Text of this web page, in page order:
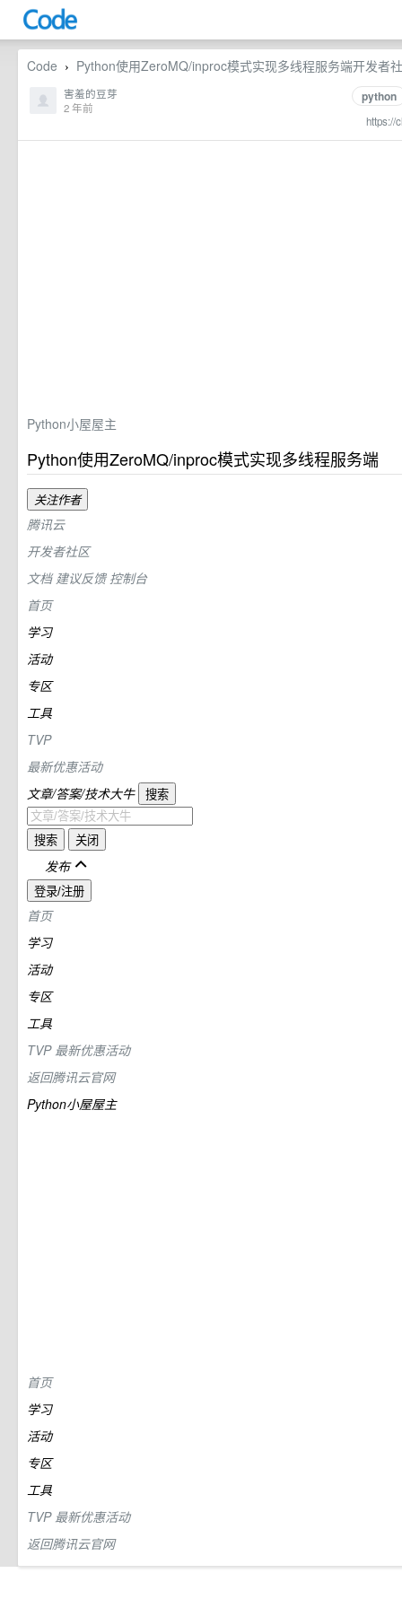
Code › Python使用ZeroMQ/inproc模式实现多线程服务端开发者
python
https://
害羞的豆芽
2 年前
Python小屋屋主
Python使用ZeroMQ/inproc模式实现多线程服务端
关注作者
腾讯云
开发者社区
文档建议反馈 控制台
首页
学习
活动
专区
工具
TVP
最新优惠活动
文章/答案/技术大牛
搜索
搜索 关闭
发布
登录/注册
首页
学习
活动
专区
工具
TVP 最新优惠活动
返回腾讯云官网
Python小屋屋主
首页
学习
活动
专区
工具
TVP 最新优惠活动
返回腾讯云官网
社区首页>专栏>Python使用ZeroMQ/inproc模式实现多线程服务